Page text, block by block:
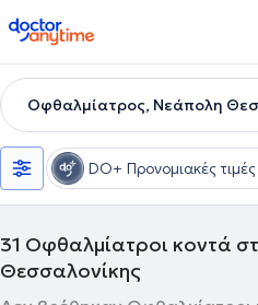
doctoranytime
Οφθαλμίατρος, Νεάπολη
DO+ Προνομιακές τιμές
31 Οφθαλμίατροι κοντά
Θεσσαλονίκης